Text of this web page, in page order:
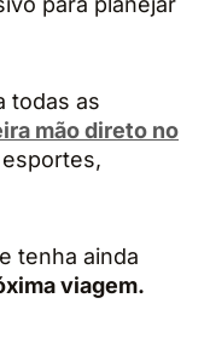
todas as
mão direto no
e tenha ainda
viagem.